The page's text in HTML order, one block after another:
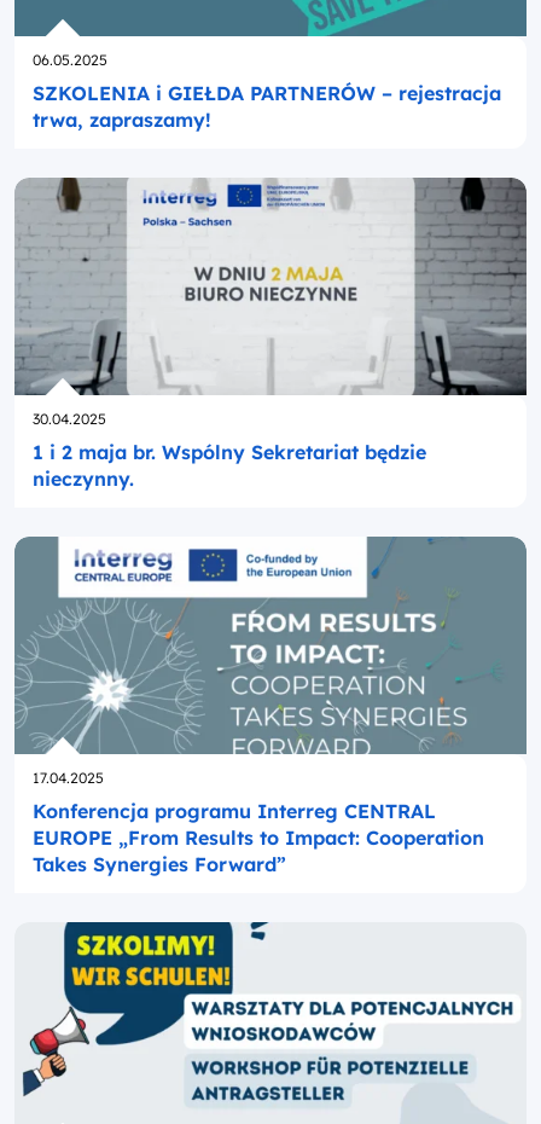
Opublikowano
06.05.2025
SZKOLENIA i GIEŁDA PARTNERÓW – rejestracja
trwa, zapraszamy!
Opublikowano
30.04.2025
1 i 2 maja br. Wspólny Sekretariat będzie
nieczynny.
Opublikowano
17.04.2025
Konferencja programu Interreg CENTRAL
EUROPE „From Results to Impact: Cooperation
Takes Synergies Forward”